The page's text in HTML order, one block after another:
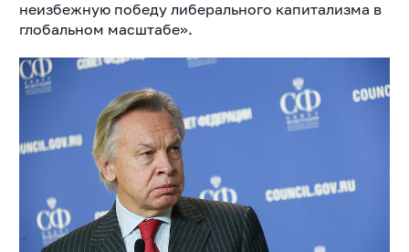
неизбежную победу либерального капитализма в
глобальном масштабе».